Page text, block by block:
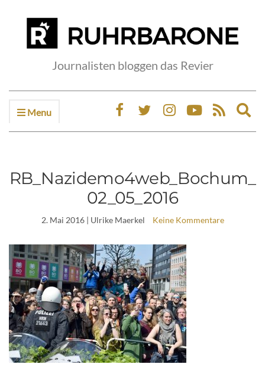
Journalisten bloggen das Revier
Menu
RB_Nazidemo4web_Bochum_
02_05_2016
2. Mai 2016| Ulrike Maerkel Keine Kommentare